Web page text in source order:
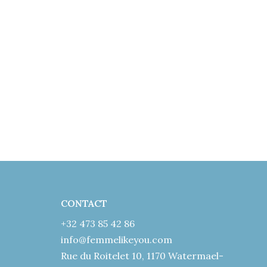
CONTACT
+32 473 85 42 86
info@femmelikeyou.com
Rue du Roitelet 10, 1170 Watermael-